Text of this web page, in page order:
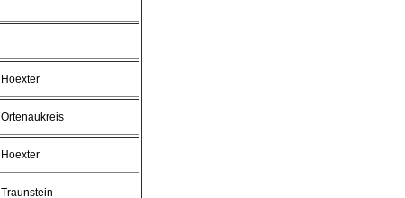
Hoexter
Ortenaukreis
Hoexter
Traunstein